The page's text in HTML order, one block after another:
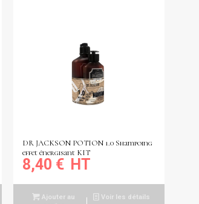
DR JACKSON POTION 1.0 Shampoing
effet énergisant KIT
8,40 €
Ajouter au
Voir les détails